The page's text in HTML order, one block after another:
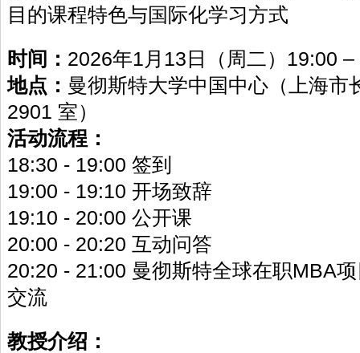
目的课程特色与国际化学习方式
时间： 2026年1月13日（周二）19:00 –
地点： 曼彻斯特大学中国中心（
上海
2901 室）
活动流程：
18:30 - 19:00 签到
19:00 - 19:10 开场致辞
19:10 - 20:00 公开课
20:00 - 20:20 互动问答
20:20 - 21:00 曼彻斯特全球在职MBA
交流
教授介绍：